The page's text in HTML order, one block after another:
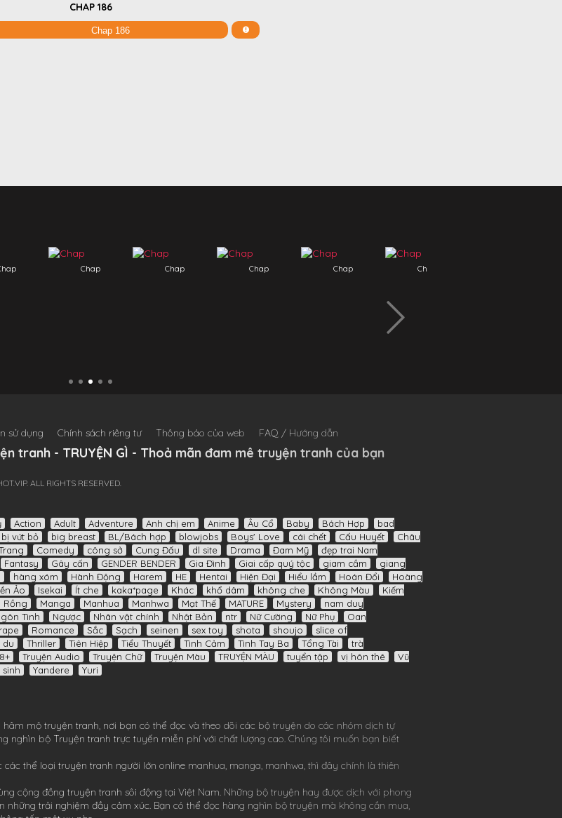
CHAP 186
Chap Chap Chap Chap Chap
sử dụng Chính sách riêng tư Thông báo của web FAQ / Hướng dẫn
tranh - TRUYỆN GÌ - Thoả mãn đam mê truyện tranh của bạn
ALL RIGHTS RESERVED.
Action Adult Adventure Anh chị em Anime Âu Cổ Baby Bách Hợp
bad
bị vứt bỏ big breast BL/Bách hợp blowjobs Boys' Love cái chết Cấu Huyết
Châu
Comedy công sở Cung Đấu dl site Drama Đam Mỹ
đẹp trai Nam
Fantasy Gây cấn GENDER BENDER Gia Đình Giai cấp quý tộc giam cầm
giang
hàng xóm Hành Động Harem HE Hentai Hiện Đại Hiểu lầm Hoán Đổi
Hoàng
Ảo Isekai Ít che kaka*page Khác khổ dâm không che Không Màu
Kiếm
Rồng Manga Manhua Manhwa Mạt Thế MATURE Mystery
nam duy
Tình Ngược Nhân vật chính Nhật Bản ntr Nữ Cường Nữ Phụ
Oan
rape Romance Sắc Sạch seinen sex toy shota shoujo
slice of
du Thriller Tiên Hiệp Tiểu Thuyết Tình Cảm Tình Tay Ba Tổng Tài
trà
Truyện Audio Truyện Chữ Truyện Màu TRUYỆN MÀU tuyển tập vị hôn thê
Vũ
Yandere Yuri
mộ truyện tranh, nơi bạn có thể đọc và theo dõi các bộ truyện do các nhóm dịch tự
nghìn bộ Truyện tranh trực tuyến miễn phí với chất lượng cao. Chúng tôi muốn bạn biết
các thể loại truyện tranh người lớn online manhua, manga, manhwa, thì đây chính là thiên
cộng đồng truyện tranh sôi động tại Việt Nam. Những bộ truyện hay được dịch với phong
trải nghiệm đầy cảm xúc. Bạn có thể đọc hàng nghìn bộ truyện mà không cần mua,